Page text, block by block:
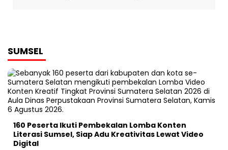
SUMSEL
160 Peserta Ikuti Pembekalan Lomba Konten
Literasi Sumsel, Siap Adu Kreativitas Lewat Video
Digital ‎